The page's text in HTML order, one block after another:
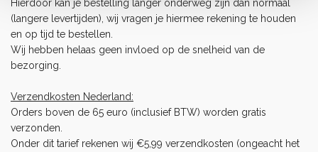
Hierdoor kan je bestelling langer onderweg zijn dan normaal
(langere levertijden), wij vragen je hiermee rekening te houden
en op tijd te bestellen.
Wij hebben helaas geen invloed op de snelheid van de
bezorging.
Verzendkosten Nederland:
Orders boven de 65 euro (inclusief BTW) worden gratis
verzonden.
Onder dit tarief rekenen wij €5,99 verzendkosten (ongeacht het